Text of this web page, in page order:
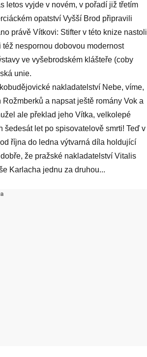
letos vyjde v novém, v pořadí již třetím
opatství Vyšší Brod připravili
právě Vítkovi: Stifter v této knize nastolil
nespornou dobovou modernost
ve vyšebrodském klášteře (coby
unie.
nakladatelství Nebe, víme,
a napsat ještě romány Vok a
ale překlad jeho Vítka, velkolepé
let po spisovatelově smrti! Teď v
října do ledna výtvarná díla holdující
že pražské nakladatelství Vitalis
Karlacha jednu za druhou...